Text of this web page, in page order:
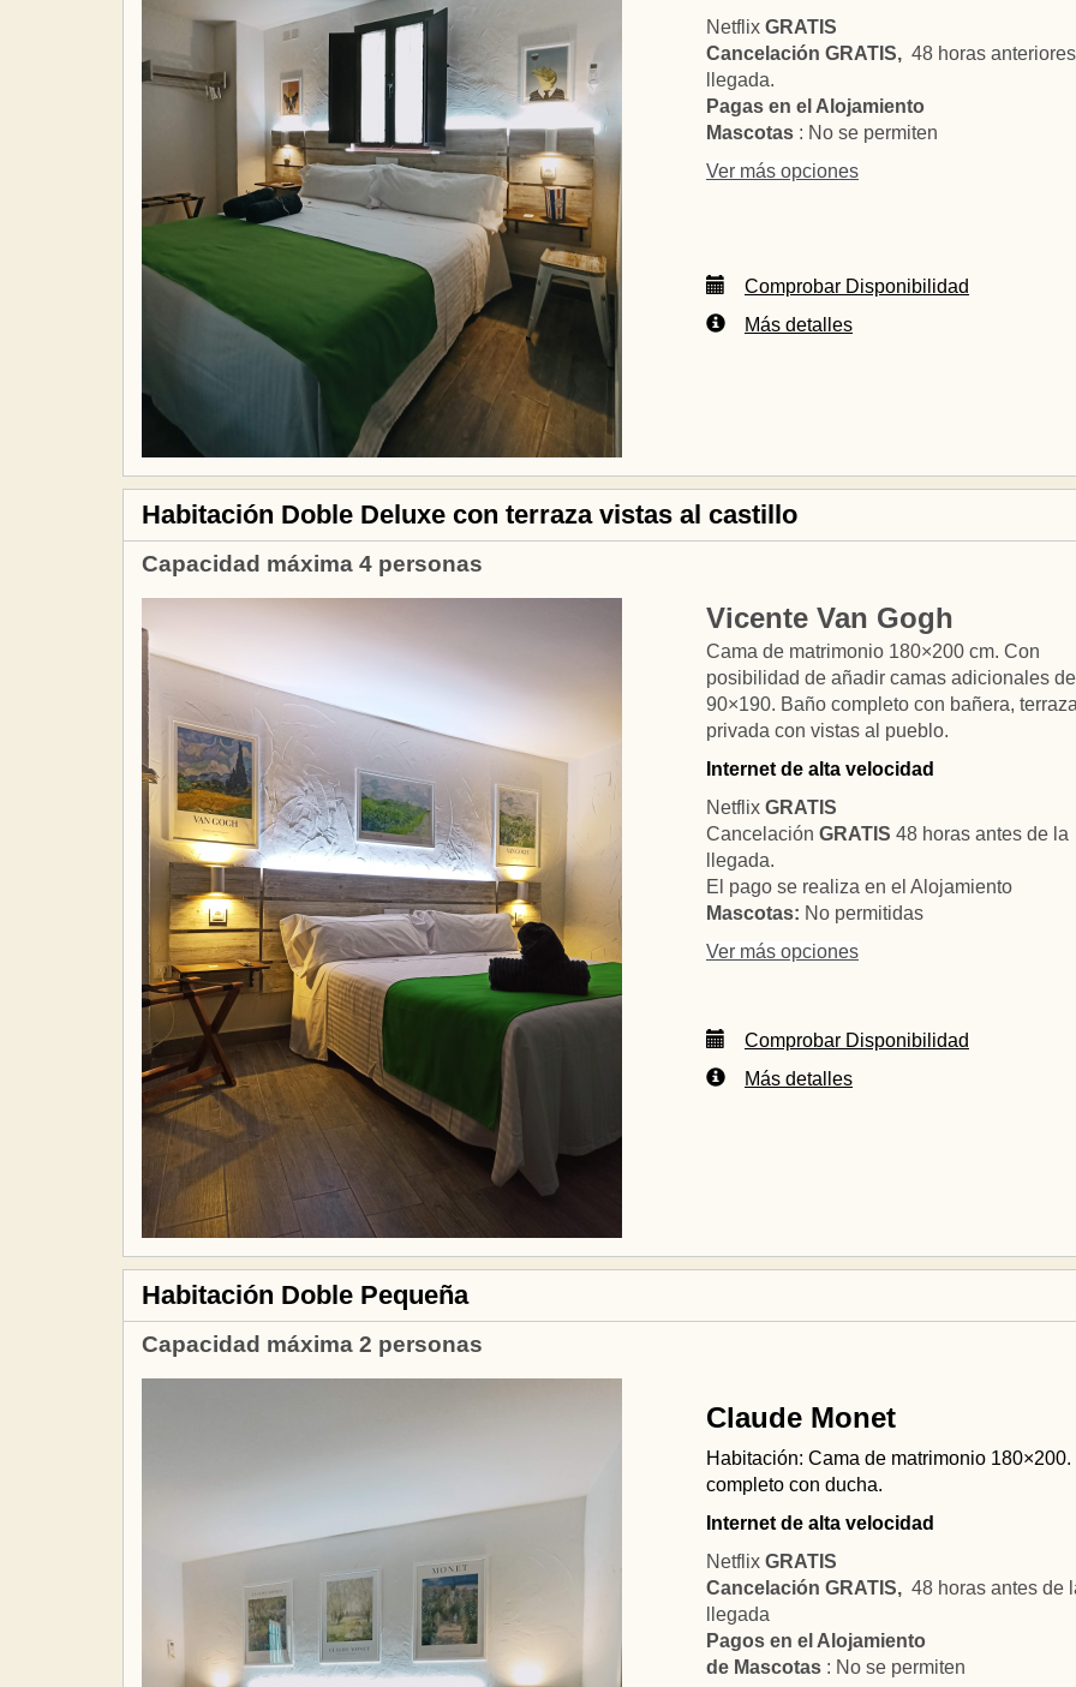
Netflix GRATIS
Cancelación GRATIS, 48 horas
llegada.
Pagas en el Alojamiento
Mascotas : No se permiten
Ver más opciones
Comprobar Disponibilidad
Más detalles
Habitación Doble Deluxe con terraza vistas al castillo
Capacidad máxima 4 personas
Vicente Van Gogh
Cama de matrimonio 180×200 cm. Con
posibilidad de añadir camas adicionales de
90×190. Baño completo con bañera,
privada con vistas al pueblo.
Internet de alta velocidad
Netflix GRATIS
Cancelación GRATIS 48 horas antes de la
llegada.
El pago se realiza en el Alojamiento
Mascotas: No permitidas
Ver más opciones
Comprobar Disponibilidad
Más detalles
Habitación Doble Pequeña
Capacidad máxima 2 personas
Claude Monet
Habitación: Cama de matrimonio
completo con ducha.
Internet de alta velocidad
Netflix GRATIS
Cancelación GRATIS, 48 horas antes de
llegada
Pagos en el Alojamiento
de Mascotas : No se permiten